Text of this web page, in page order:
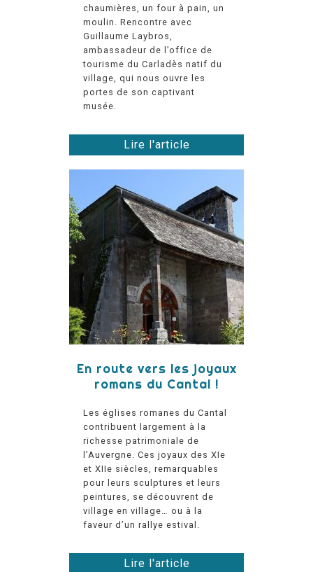
chaumières, un four à pain, un
moulin. Rencontre avec
Guillaume Laybros,
ambassadeur de l’office de
tourisme du Carladès natif du
village, qui nous ouvre les
portes de son captivant
musée.
Lire l'article
En route vers les joyaux
romans du Cantal !
Les églises romanes du Cantal
contribuent largement à la
richesse patrimoniale de
l’Auvergne. Ces joyaux des XIe
et XIIe siècles, remarquables
pour leurs sculptures et leurs
peintures, se découvrent de
village en village… ou à la
faveur d’un rallye estival.
Lire l'article